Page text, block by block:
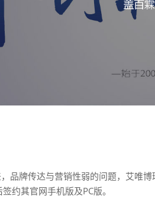
品牌传达与营销性弱的问题，艾唯博
约其官网手机版及PC版。